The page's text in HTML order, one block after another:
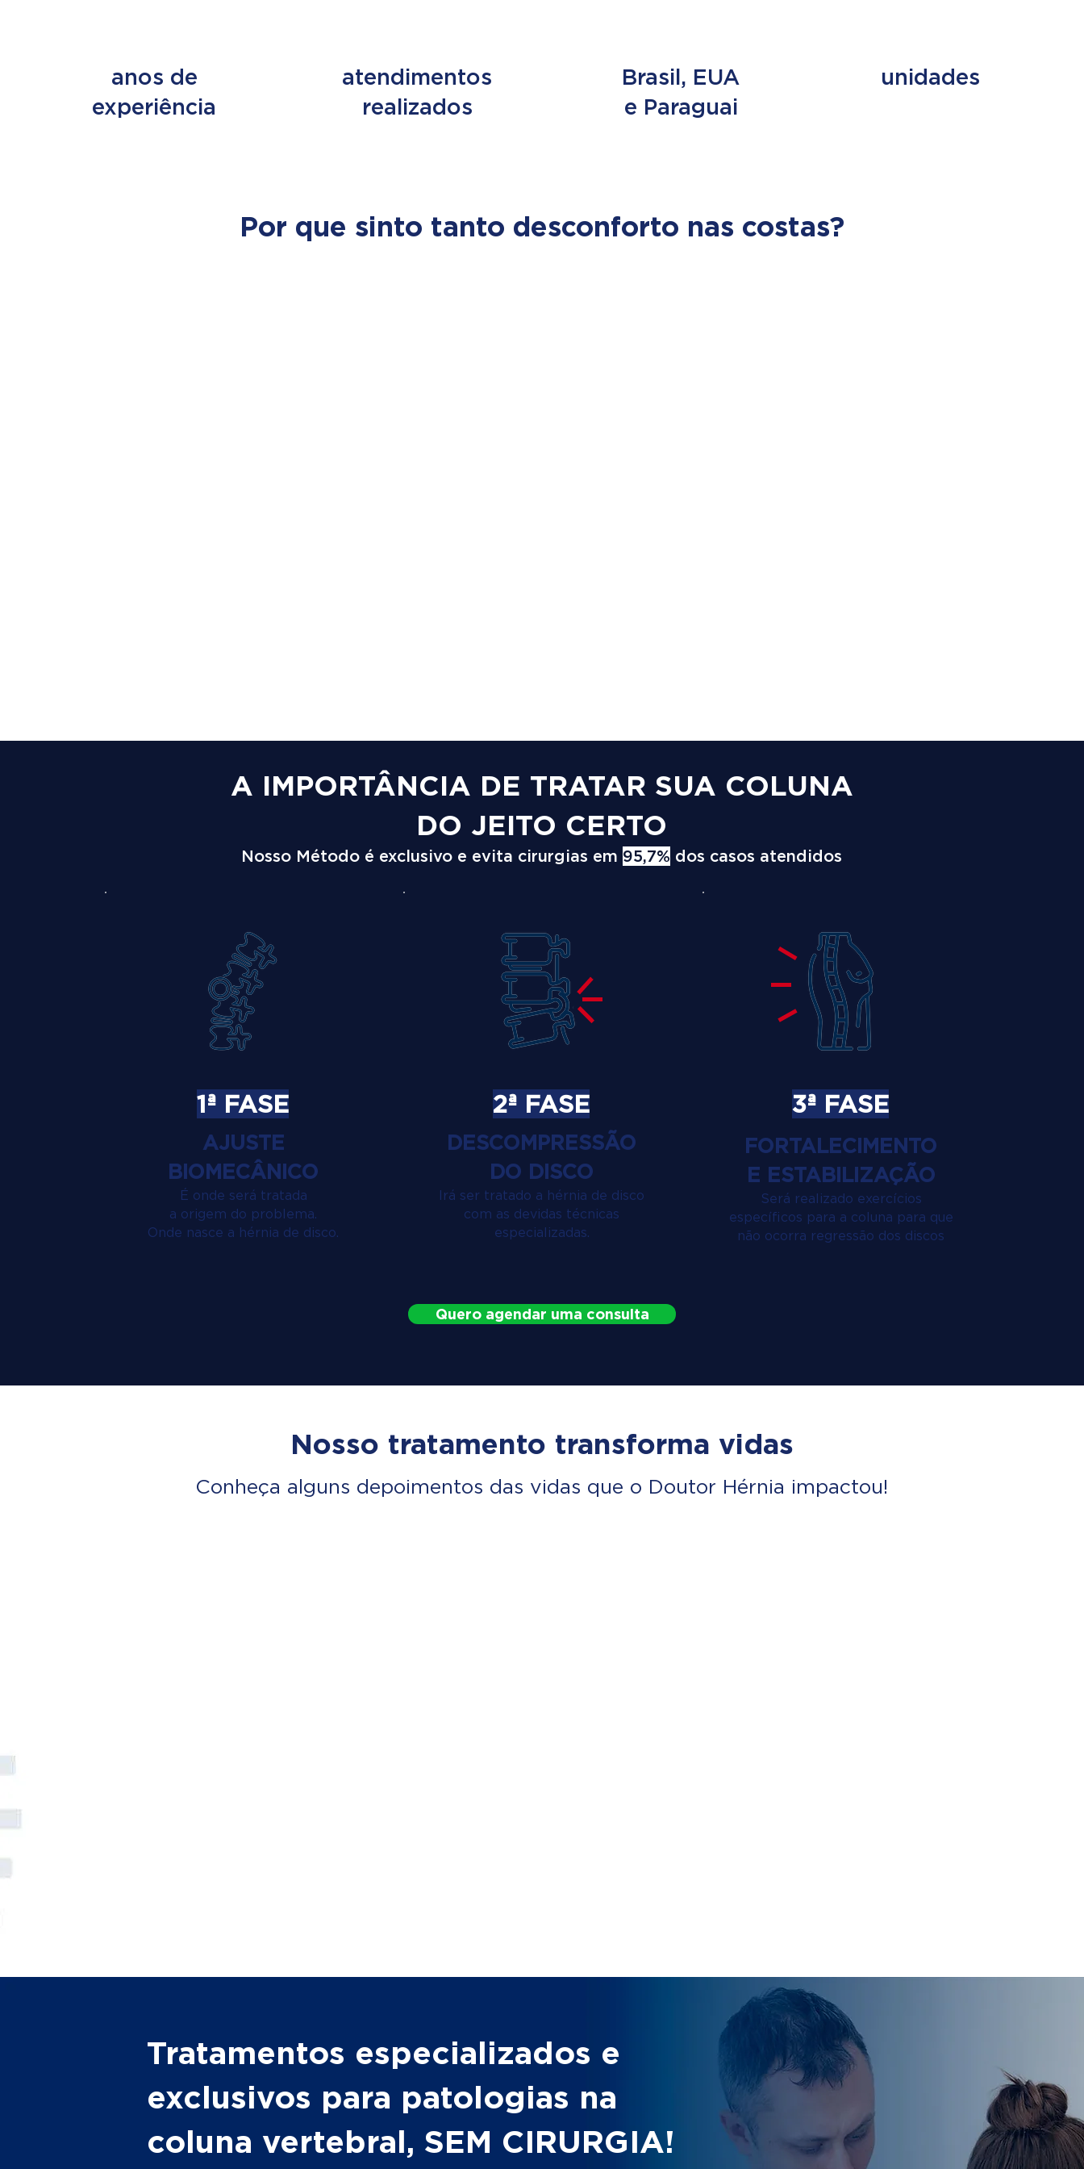
unidades
Brasil, EUA
e Paraguai
atendimentos
realizados
anos de
experiência
Por que sinto tanto desconforto nas costas?
A IMPORTÂNCIA DE TRATAR SUA COLUNA
DO JEITO CERTO
Nosso Método é exclusivo e evita cirurgias em 95,7% dos casos atendidos
1ª FASE
AJUSTE
BIOMECÂNICO
É onde será tratada
a origem do problema.
Onde nasce a hérnia de disco.
2ª FASE
DESCOMPRESSÃO
DO DISCO
Irá ser tratado a hérnia de disco
com as devidas técnicas
especializadas.
3ª FASE
FORTALECIMENTO
E ESTABILIZAÇÃO
Será realizado exercícios
específicos para a coluna para que
não ocorra regressão dos discos
Quero agendar uma consulta
Nosso tratamento transforma vidas
Conheça alguns depoimentos das vidas que o Doutor Hérnia impactou!
Tratamentos especializados e
exclusivos para patologias na
coluna vertebral, SEM CIRURGIA!